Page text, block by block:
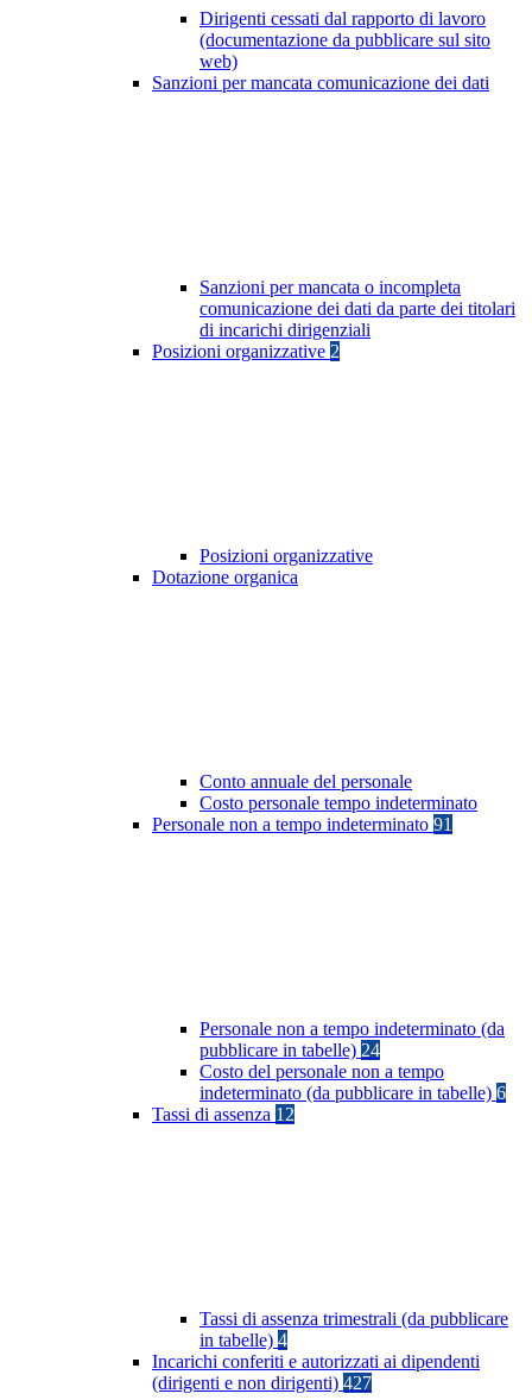
Dirigenti cessati dal rapporto di lavoro
(documentazione da pubblicare sul sito
web)
Sanzioni per mancata comunicazione dei dati
Sanzioni per mancata o incompleta
comunicazione dei dati da parte dei titolari
di incarichi dirigenziali
Posizioni organizzative 2
Posizioni organizzative
Dotazione organica
Conto annuale del personale
Costo personale tempo indeterminato
Personale non a tempo indeterminato 91
Personale non a tempo indeterminato (da
pubblicare in tabelle) 24
Costo del personale non a tempo
indeterminato (da pubblicare in tabelle) 6
Tassi di assenza 12
Tassi di assenza trimestrali (da pubblicare
in tabelle) 4
Incarichi conferiti e autorizzati ai dipendenti
(dirigenti e non dirigenti) 427